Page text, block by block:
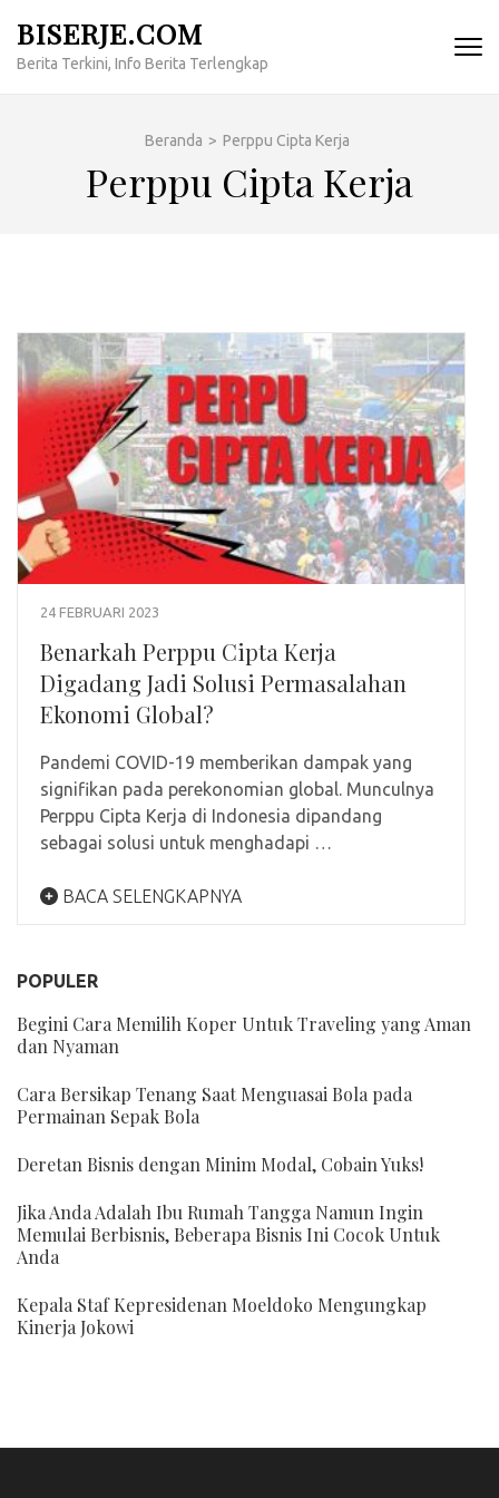
konten
BISERJE.COM
Berita Terkini, Info Berita Terlengkap
Beranda > Perppu Cipta Kerja
Perppu Cipta Kerja
24 FEBRUARI 2023
Benarkah Perppu Cipta Kerja
Digadang Jadi Solusi Permasalahan
Ekonomi Global?
Pandemi COVID-19 memberikan dampak yang
signifikan pada perekonomian global. Munculnya
Perppu Cipta Kerja di Indonesia dipandang
sebagai solusi untuk menghadapi …
BACA SELENGKAPNYA
POPULER
Begini Cara Memilih Koper Untuk Traveling yang Aman
dan Nyaman
Cara Bersikap Tenang Saat Menguasai Bola pada
Permainan Sepak Bola
Deretan Bisnis dengan Minim Modal, Cobain Yuks!
Jika Anda Adalah Ibu Rumah Tangga Namun Ingin
Memulai Berbisnis, Beberapa Bisnis Ini Cocok Untuk
Anda
Kepala Staf Kepresidenan Moeldoko Mengungkap
Kinerja Jokowi